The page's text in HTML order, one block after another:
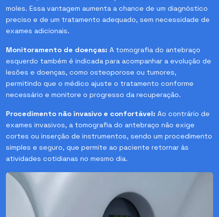
moles. Essa vantagem aumenta a chance de um diagnóstico
preciso e de um tratamento adequado, sem necessidade de
exames adicionais.
Monitoramento de doenças: A tomografia do antebraço
esquerdo também é indicada para acompanhar a evolução de
lesões e doenças, como osteoporose ou tumores,
permitindo que o médico ajuste o tratamento conforme
necessário e monitore o progresso da recuperação.
Procedimento não invasivo e confortável: Ao contrário de
exames invasivos, a tomografia do antebraço não exige
cortes ou inserção de instrumentos, sendo um procedimento
simples e seguro, que permite ao paciente retornar às
atividades cotidianas no mesmo dia.